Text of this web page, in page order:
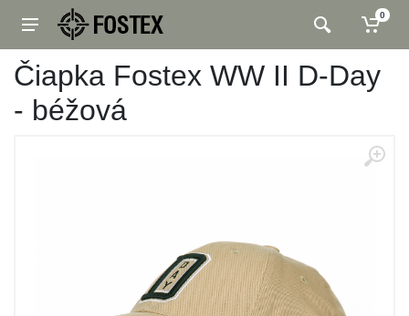
0
Čiapka Fostex WW II D-Day
- béžová